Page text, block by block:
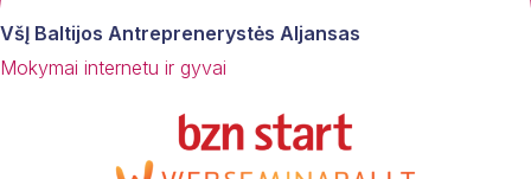
VšĮ Baltijos Antreprenerystės Aljansas
Mokymai internetu ir gyvai